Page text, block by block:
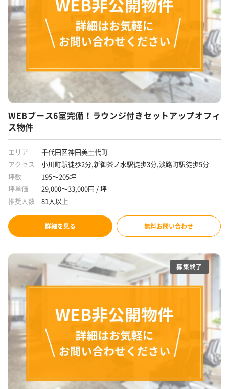
WEBブース6室完備！ラウンジ付きセットアップオフィ
ス物件
エリア
千代田区神田美土代町
アクセス
小川町駅徒歩2分,新御茶ノ水駅徒歩3分,淡路町駅徒歩5分
坪数
195～205坪
坪単価
29,000～33,000円 / 坪
推奨人数
81人以上
詳細を見る 無料お問い合わせ
募集終了